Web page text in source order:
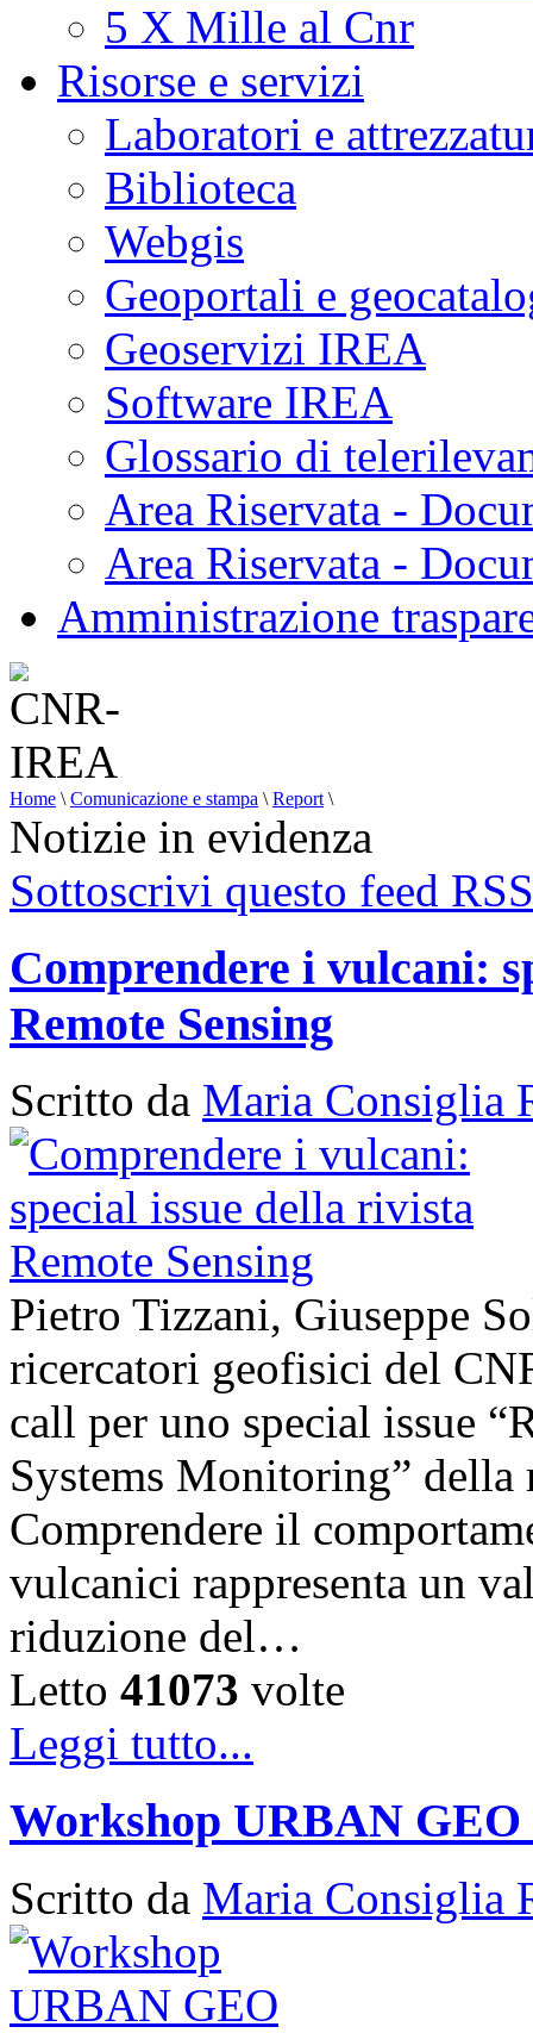
5 X Mille al Cnr
Risorse e servizi
Laboratori e
Biblioteca
Webgis
Geoportali e
Geoservizi IREA
Software IREA
Glossario di
Area Riservata -
Area Riservata -
Amministrazione
Home \ Comunicazione e stampa \ Report \
Notizie in evidenza
Sottoscrivi questo feed RSS
Comprendere i vulcani:
Remote Sensing
Scritto da Maria Consiglia
Pietro Tizzani, Giuseppe
ricercatori geofisici del
call per uno special issue
Systems Monitoring”
Comprendere il
vulcanici rappresenta un
riduzione del…
Letto 41073 volte
Leggi tutto...
Workshop URBAN
Scritto da Maria Consiglia